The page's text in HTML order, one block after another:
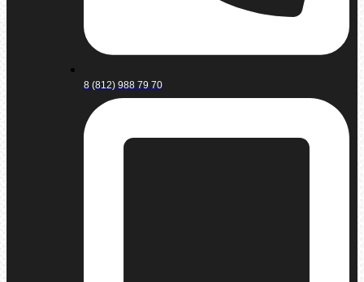
8 (812) 988 79 70